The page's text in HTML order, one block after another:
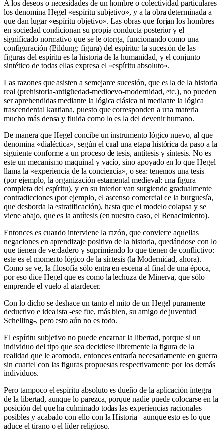
A los deseos o necesidades de un hombre o colectividad particulares
los denomina Hegel «espíritu subjetivo», y a la obra determinada a
que dan lugar «espíritu objetivo». Las obras que forjan los hombres
en sociedad condicionan su propia conducta posterior y el
significado normativo que se le otorga, funcionando como una
configuración (Bildung: figura) del espíritu: la sucesión de las
figuras del espíritu es la historia de la humanidad, y el conjunto
sintético de todas ellas expresa el «espíritu absoluto».
Las razones que asisten a semejante sucesión, que es la de la historia
real (prehistoria-antigüedad-medioevo-modernidad, etc.), no pueden
ser aprehendidas mediante la lógica clásica ni mediante la lógica
trascendental kantiana, puesto que corresponden a una materia
mucho más densa y fluida como lo es la del devenir humano.
De manera que Hegel concibe un instrumento lógico nuevo, al que
denomina «dialéctica», según el cual una etapa histórica da paso a la
siguiente conforme a un proceso de tesis, antítesis y síntesis. No es
este un mecanismo maquinal y vacío, sino apoyado en lo que Hegel
llama la «experiencia de la conciencia», o sea: tenemos una tesis
(por ejemplo, la organización estamental medieval: una figura
completa del espíritu), y en su interior van surgiendo gradualmente
contradicciones (por ejemplo, el ascenso comercial de la burguesía,
que desborda la estratificación), hasta que el modelo colapsa y se
viene abajo, que es la antítesis (en nuestro caso, el Renacimiento).
Entonces es cuando interviene la razón, que convierte aquellas
negaciones en aprendizaje positivo de la historia, quedándose con lo
que tienen de verdadero y suprimiendo lo que tienen de conflictivo:
este es el momento lógico de la síntesis (la Modernidad, ahora).
Como se ve, la filosofía sólo entra en escena al final de una época,
por eso dice Hegel que es como la lechuza de Minerva, que sólo
emprende el vuelo al atardecer.
Con lo dicho se deshace un tanto el mito de un Hegel puramente
deductivo e idealista -ese fue, más bien, su amigo de juventud
Schelling-, pero esto aún no es todo.
El espíritu subjetivo no puede encarnar la libertad, porque si un
individuo del tipo que sea decidiese libremente la figura de la
realidad que le acomoda, entonces entraría necesariamente en guerra
sin cuartel con las figuras propuestas respectivamente por los demás
individuos.
Pero tampoco el espíritu absoluto es dueño de la aplicación íntegra
de la libertad, aunque lo parezca, porque nadie puede colocarse en la
posición del que ha culminado todas las experiencias racionales
posibles y acabado con ello con la Historia –aunque esto es lo que
aduce el tirano o el líder religioso.